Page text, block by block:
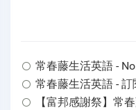
常春藤生活英語 -
常春藤生活英語 - 訂
【富邦感謝祭】常